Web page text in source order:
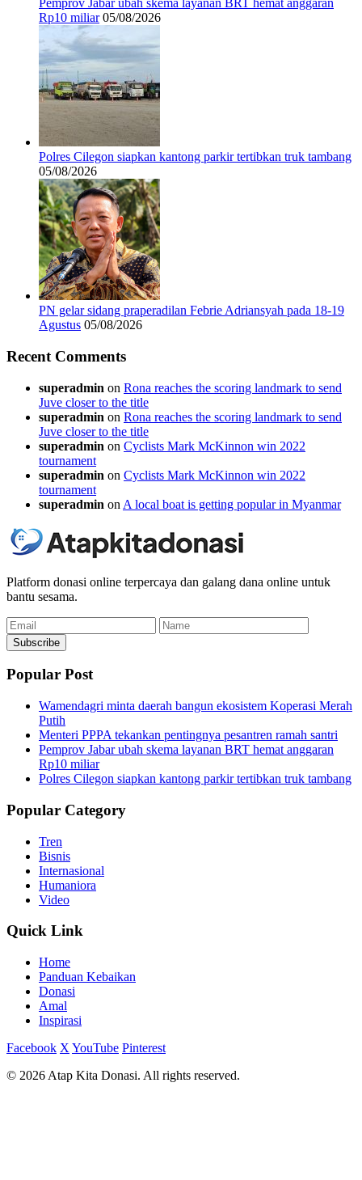
Pemprov Jabar ubah skema layanan BRT hemat anggaran
Rp10 miliar 05/08/2026
Polres Cilegon siapkan kantong parkir tertibkan truk tambang
05/08/2026
PN gelar sidang praperadilan Febrie Adriansyah pada 18-19
Agustus 05/08/2026
Recent Comments
superadmin on Rona reaches the scoring landmark to send
Juve closer to the title
superadmin on Rona reaches the scoring landmark to send
Juve closer to the title
superadmin on Cyclists Mark McKinnon win 2022
tournament
superadmin on Cyclists Mark McKinnon win 2022
tournament
superadmin on A local boat is getting popular in Myanmar
Platform donasi online terpercaya dan galang dana online untuk
bantu sesama.
Email
Name
Subscribe
Popular Post
Wamendagri minta daerah bangun ekosistem Koperasi Merah
Putih
Menteri PPPA tekankan pentingnya pesantren ramah santri
Pemprov Jabar ubah skema layanan BRT hemat anggaran
Rp10 miliar
Polres Cilegon siapkan kantong parkir tertibkan truk tambang
Popular Category
Tren
Bisnis
Internasional
Humaniora
Video
Quick Link
Home
Panduan Kebaikan
Donasi
Amal
Inspirasi
Facebook X YouTube Pinterest
© 2026 Atap Kita Donasi. All rights reserved.